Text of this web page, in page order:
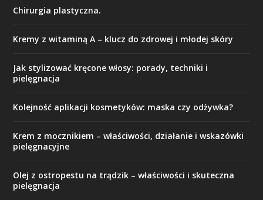
Chirurgia plastyczna.
Kremy z witaminą A – klucz do zdrowej i młodej skóry
Jak stylizować kręcone włosy: porady, techniki i
pielęgnacja
Kolejność aplikacji kosmetyków: maska czy odżywka?
Krem z mocznikiem – właściwości, działanie i wskazówki
pielęgnacyjne
Olej z ostropestu na trądzik – właściwości i skuteczna
pielęgnacja